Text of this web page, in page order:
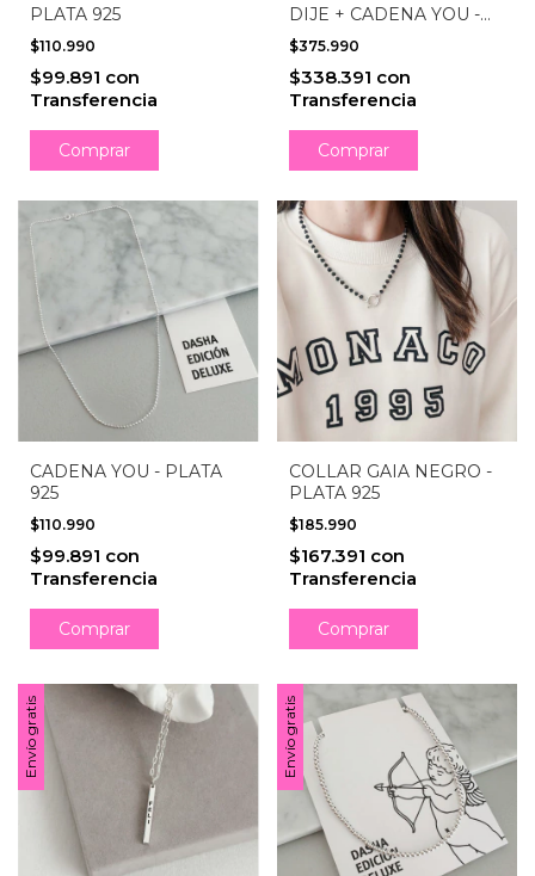
PLATA 925
$110.990
$99.891 con
Transferencia
Comprar
DIJE + CADENA YOU -
PLATA 925
$375.990
$338.391 con
Transferencia
Comprar
CADENA YOU - PLATA
925
$110.990
$99.891 con
Transferencia
Comprar
COLLAR GAIA NEGRO -
PLATA 925
$185.990
$167.391 con
Transferencia
Envío gratis Envío gratis